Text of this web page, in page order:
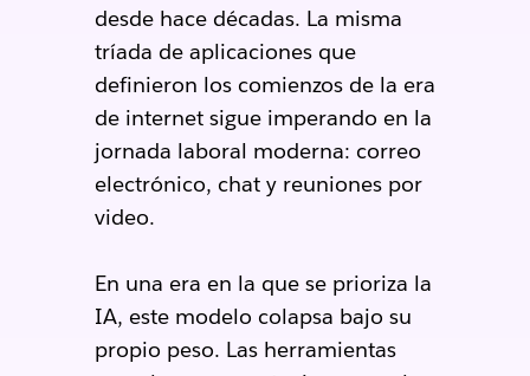
desde hace décadas. La misma
tríada de aplicaciones que
definieron los comienzos de la era
de internet sigue imperando en la
jornada laboral moderna: correo
electrónico, chat y reuniones por
video.
En una era en la que se prioriza la
IA, este modelo colapsa bajo su
propio peso. Las herramientas